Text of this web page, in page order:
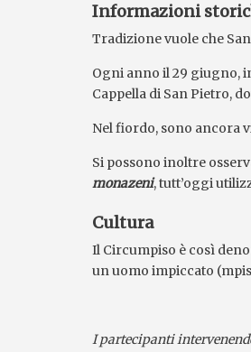
Informazioni
Tradizione vuole che
Ogni anno il 29 giugno,
Cappella di San Pietro,
Nel fiordo, sono ancora
Si possono inoltre
monazeni, tutt’oggi
Cultura
Il Circumpiso è così
un uomo impiccato
I partecipanti